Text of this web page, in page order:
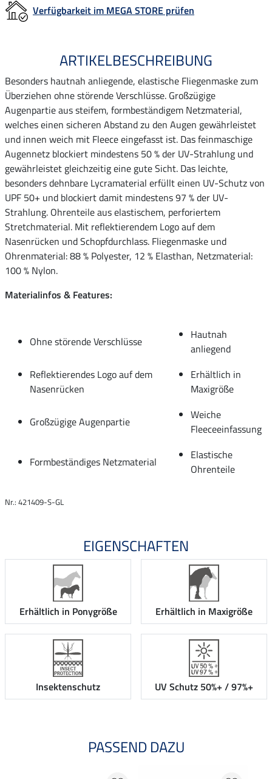
Verfügbarkeit im MEGA STORE prüfen
ARTIKELBESCHREIBUNG
Besonders hautnah anliegende, elastische Fliegenmaske zum
Überziehen ohne störende Verschlüsse. Großzügige
Augenpartie aus steifem, formbeständigem Netzmaterial,
welches einen sicheren Abstand zu den Augen gewährleistet
und innen weich mit Fleece eingefasst ist. Das feinmaschige
Augennetz blockiert mindestens 50 % der UV-Strahlung und
gewährleistet gleichzeitig eine gute Sicht. Das leichte,
besonders dehnbare Lycramaterial erfüllt einen UV-Schutz von
UPF 50+ und blockiert damit mindestens 97 % der UV-
Strahlung. Ohrenteile aus elastischem, perforiertem
Stretchmaterial. Mit reflektierendem Logo auf dem
Nasenrücken und Schopfdurchlass. Fliegenmaske und
Ohrenmaterial: 88 % Polyester, 12 % Elasthan, Netzmaterial:
100 % Nylon.
Materialinfos & Features:
Ohne störende Verschlüsse
Hautnah
anliegend
Reflektierendes Logo auf dem
Nasenrücken
Erhältlich in
Maxigröße
Großzügige Augenpartie
Weiche
Fleeceeinfassung
Formbeständiges Netzmaterial
Elastische
Ohrenteile
Nr.: 421409-S-GL
EIGENSCHAFTEN
Erhältlich in Ponygröße Erhältlich in Maxigröße
Insektenschutz UV Schutz 50%+ / 97%+
PASSEND DAZU